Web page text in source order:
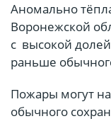
Аномально
Воронежской
с высокой
раньше
Пожары могут
обычного